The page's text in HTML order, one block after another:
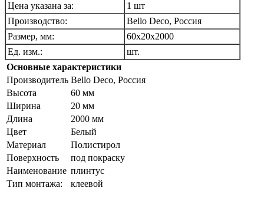
Цена указана за:
1 шт
Производство:
Bello Deco, Россия
Размер, мм:
60х20х2000
Ед. изм.:
шт.
Основные характеристики
Производитель Bello Deco, Pоссия
Высота
60 мм
Ширина
20 мм
Длина
2000 мм
Цвет
Белый
Материал
Полистирол
Поверхность
под покраску
Наименование плинтус
Тип монтажа:
клеевой